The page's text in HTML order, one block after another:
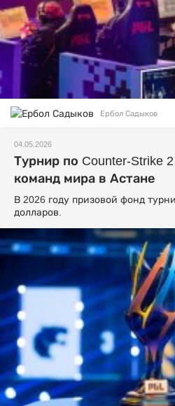
Ербол Садыков
04.05.2026
Турнир по Counter-Strike
команд мира в Астане
В 2026 году призовой фонд
долларов.